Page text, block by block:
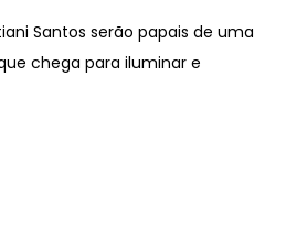
Santos serão papais de uma
chega para iluminar e